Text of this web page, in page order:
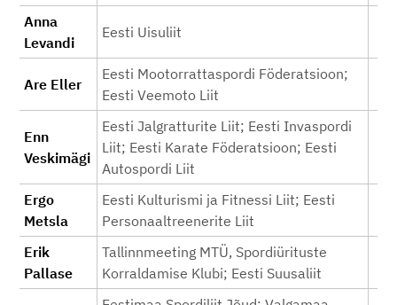
Anna
Levandi
Eesti Uisuliit
Are Eller
Eesti Mootorrattaspordi Föderatsioon;
Eesti Veemoto Liit
Enn
Veskimägi
Eesti Jalgratturite Liit; Eesti Invaspordi
Liit; Eesti Karate Föderatsioon; Eesti
Autospordi Liit
Ergo
Metsla
Eesti Kulturismi ja Fitnessi Liit; Eesti
Personaaltreenerite Liit
Erik
Pallase
Tallinnmeeting MTÜ, Spordiürituste
Korraldamise Klubi; Eesti Suusaliit